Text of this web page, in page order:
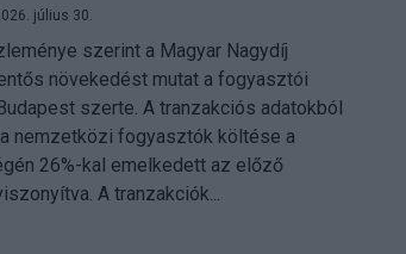
július 30.
szerint a Magyar Nagydíj
növekedést mutat a fogyasztói
szerte. A tranzakciós adatokból
nemzetközi fogyasztók költése a
26%-kal emelkedett az előző
A tranzakciók...